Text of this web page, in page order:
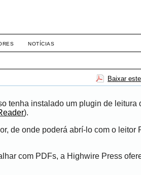
NOTÍCIAS
Baixar
tenha instalado um plugin de leitura
).
de onde poderá abrí-lo com o leitor
com PDFs, a Highwire Press